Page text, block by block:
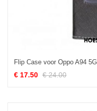
Flip Case voor Oppo A94
€ 17.50 € 24.00